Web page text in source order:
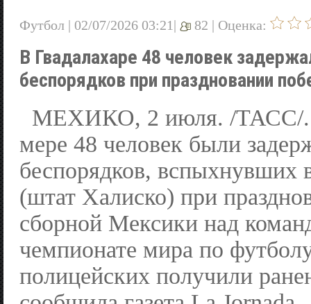
Футбол | 02/07/2026 03:21| 82 | Оценка:
В Гвадалахаре 48 человек
беспорядков при праздновании
МЕХИКО, 2 июля. /ТАСС/.
мере 48 человек были
беспорядков, вспыхнувших
(штат Халиско) при
сборной Мексики над
чемпионате мира по
полицейских получили